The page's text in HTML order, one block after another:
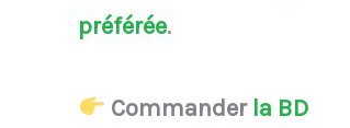
préférée.
Commander la BD